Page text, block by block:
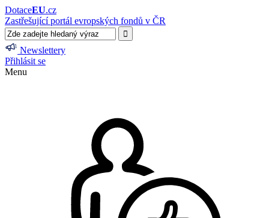
DotaceEU.cz
Zastřešující portál evropských fondů v ČR
Newslettery
Přihlásit se
Menu